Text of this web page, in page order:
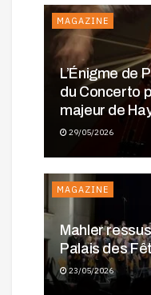
MAGAZINE
L’Énigme de
du Concerto
majeur de
29/05/2026
MAGAZINE
Mahler
Palais des
23/05/2026